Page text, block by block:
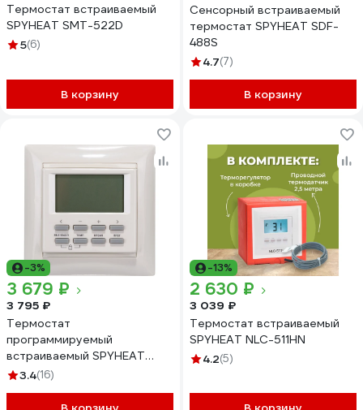
Термостат встраиваемый
SPYHEAT SMT-522D
5(6)
В корзину
Сенсорный встраиваемый
термостат SPYHEAT SDF-
488S
4.7(7)
В корзину
-3%
3 679 ₽
3 795 ₽
Термостат
программируемый
встраиваемый SPYHEAT
NLC-527HN (бежевый)
3.4(16)
-13%
2 630 ₽
3 039 ₽
Термостат встраиваемый
SPYHEAT NLC-511HN
4.2(5)